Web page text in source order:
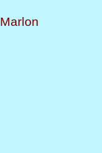
Marlon